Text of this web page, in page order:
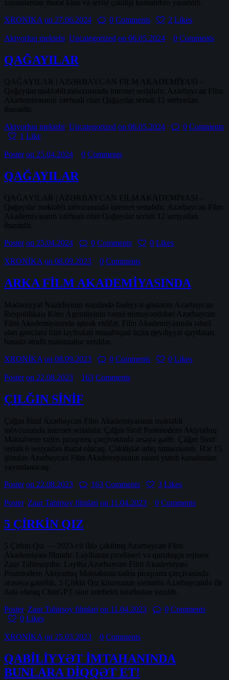
xanımlardan ibarət kino və serial çəkilişi komandası yaradılıb.
XRONİKA on 27.06.2024 0 Comments 2 Likes
Aktyorluq mektebi, Uncategorized on 06.05.2024 0 Comments
QAĞAYILAR
QAĞAYILAR | AZƏRBAYCAN FİLM AKADEMİYASI –
Qağayılar məktəbli mövzusunda internet serialıdır. Azərbaycan Film
Akademiyasının istehsalı olan Qağayılar serialı 12 seriyadan
ibarətdir.
Aktyorluq mektebi, Uncategorized on 06.05.2024 0 Comments
1 Like
Poster on 25.04.2024 0 Comments
QAĞAYILAR
QAĞAYILAR | AZƏRBAYCAN FİLM AKADEMİYASI –
Qağayılar məktəbli mövzusunda internet serialıdır. Azərbaycan Film
Akademiyasının istehsalı olan Qağayılar serialı 12 seriyadan
ibarətdir.
Poster on 25.04.2024 0 Comments 0 Likes
XRONİKA on 08.09.2023 0 Comments
ARKA FİLM AKADEMİYASINDA
Mədəniyyət Nazirliyinin nəzdində fəaliyyət göstərən Azərbaycan
Respublikası Kino Agentliyinin rəsmi nümayəndələri Azərbaycan
Film Akademiyasında iştirak etdilər. Film Akademiyasında təhsil
alan gənclərə film layihələri müsabiqəsi üçün qeydiyyat qaydaları
barədə ətraflı məlumatlar verdilər.
XRONİKA on 08.09.2023 0 Comments 0 Likes
Poster on 22.08.2023 163 Comments
ÇILĞIN SİNİF
Çılğın Sinif Azərbaycan Film Akademiyasının məktəbli
mövzusunda internet serialıdır. Çılğın Sinif Postmodern Aktyorluq
Məktəbinin tədris proqramı çərçivəsində ərsəyə gəlib. Çılğın Sinif
serialı 6 seriyadan ibarət olacaq. Çəkilişlər artıq tamamlanıb. Hər 15
gündən Azərbaycan Film Akademiyasının rəsmi yutub kanalından
yayımlanacaq.
Poster on 22.08.2023 163 Comments 3 Likes
Poster, Zaur Tahirsoy filmləri on 11.04.2023 0 Comments
5 ÇİRKİN QIZ
5 Çirkin Qız — 2023-cü ildə çəkilmiş Azərbaycan Film
Akademiyası filmidir. Layihənin prodüseri və quruluşçu rejissor
Zaur Tahirsoydur. Layihə Azərbaycan Film Akademiyası
Postmodern Aktyorluq Məktəbinin tədris proqramı çərçivəsində
ərəsəyə gətirilib. 5 Çirkin Qız kinosunun ssenarisi Azərbaycanda ilk
dəfə olaraq ChatGPT süni intellekti tərəfindən yazılıb.
Poster, Zaur Tahirsoy filmləri on 11.04.2023 0 Comments
0 Likes
XRONİKA on 25.03.2023 0 Comments
QABİLİYYƏT İMTAHANINDA
BUNLARA DİQQƏT ET!